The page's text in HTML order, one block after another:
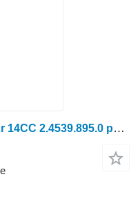
Pompe hydraulique Deutz-Fahr 14CC 2.4539.895.0 pour moissonneuse-batteuse Deutz-Fahr C7206